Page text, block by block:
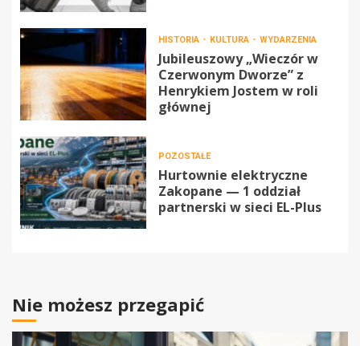
HISTORIA KULTURA WYDARZENIA
Jubileuszowy „Wieczór w
Czerwonym Dworze” z
Henrykiem Jostem w roli
głównej
POZOSTAŁE
Hurtownie elektryczne
Zakopane — 1 oddział
partnerski w sieci EL-Plus
Nie możesz przegapić